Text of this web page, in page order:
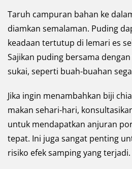
Taruh campuran bahan ke
diamkan semalaman. Puding
keadaan tertutup di lemari es
Sajikan puding bersama
sukai, seperti buah-buahan
Jika ingin menambahkan biji
makan sehari-hari,
untuk mendapatkan anjuran
tepat. Ini juga sangat penting
risiko efek samping yang terjadi.